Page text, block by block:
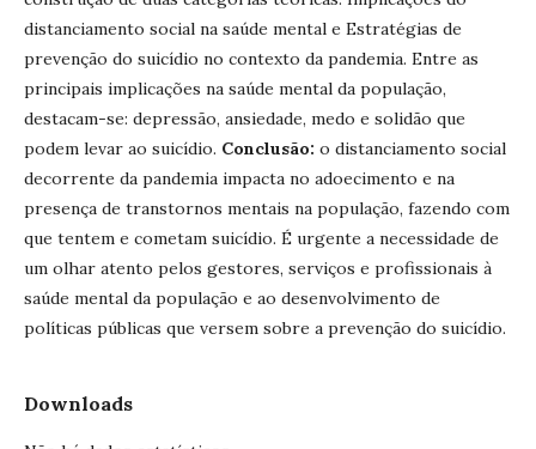
distanciamento social na saúde mental e Estratégias de
prevenção do suicídio no contexto da pandemia. Entre as
principais implicações na saúde mental da população,
destacam-se: depressão, ansiedade, medo e solidão que
podem levar ao suicídio. Conclusão: o distanciamento social
decorrente da pandemia impacta no adoecimento e na
presença de transtornos mentais na população, fazendo com
que tentem e cometam suicídio. É urgente a necessidade de
um olhar atento pelos gestores, serviços e profissionais à
saúde mental da população e ao desenvolvimento de
políticas públicas que versem sobre a prevenção do suicídio.
Downloads